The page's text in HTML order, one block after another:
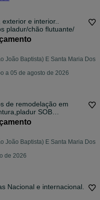
exterior e interior..
pladur/chão flutuante/
João Baptista) E Santa Maria Dos
a 05 de agosto de 2026
de remodelação em
SOB
João Baptista) E Santa Maria Dos
de 2026
Nacional e internacional.